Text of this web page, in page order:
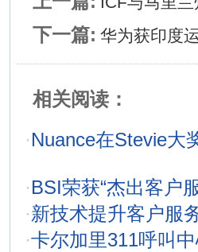
下一篇: 华为获印度
相关阅读：
·Nuance在Stevie大
·BSI荣获“杰出客户
·新技术提升客户服
·卡尔加里311呼叫